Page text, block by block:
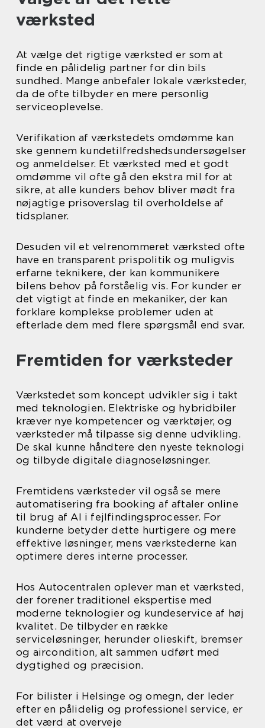
værksted
At vælge det rigtige værksted er som at
finde en pålidelig partner for din bils
sundhed. Mange anbefaler lokale værksteder,
da de ofte tilbyder en mere personlig
serviceoplevelse.
Verifikation af værkstedets omdømme kan
ske gennem kundetilfredshedsundersøgelser
og anmeldelser. Et værksted med et godt
omdømme vil ofte gå den ekstra mil for at
sikre, at alle kunders behov bliver mødt fra
nøjagtige prisoverslag til overholdelse af
tidsplaner.
Desuden vil et velrenommeret værksted ofte
have en transparent prispolitik og muligvis
erfarne teknikere, der kan kommunikere
bilens behov på forståelig vis. For kunder er
det vigtigt at finde en mekaniker, der kan
forklare komplekse problemer uden at
efterlade dem med flere spørgsmål end svar.
Fremtiden for værksteder
Værkstedet som koncept udvikler sig i takt
med teknologien. Elektriske og hybridbiler
kræver nye kompetencer og værktøjer, og
værksteder må tilpasse sig denne udvikling.
De skal kunne håndtere den nyeste teknologi
og tilbyde digitale diagnoseløsninger.
Fremtidens værksteder vil også se mere
automatisering fra booking af aftaler online
til brug af AI i fejlfindingsprocesser. For
kunderne betyder dette hurtigere og mere
effektive løsninger, mens værkstederne kan
optimere deres interne processer.
Hos Autocentralen oplever man et værksted,
der forener traditionel ekspertise med
moderne teknologier og kundeservice af høj
kvalitet. De tilbyder en række
serviceløsninger, herunder olieskift, bremser
og aircondition, alt sammen udført med
dygtighed og præcision.
For bilister i Helsinge og omegn, der leder
efter en pålidelig og professionel service, er
det værd at overveje